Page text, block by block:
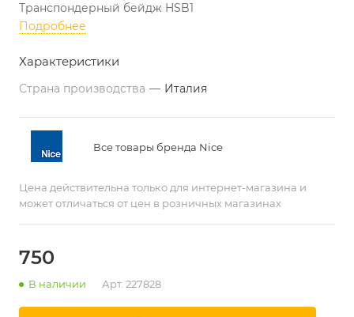
Транспондерный бейдж HSB1
Подробнее
Характеристики
Страна производства — Италия
Все товары бренда Nice
Цена действительна только для интернет-магазина и
может отличаться от цен в розничных магазинах
750
В наличии Арт. 227828